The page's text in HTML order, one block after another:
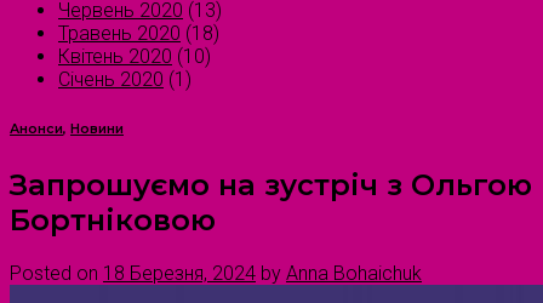
Червень 2020 (13)
Травень 2020 (18)
Квітень 2020 (10)
Січень 2020 (1)
Анонси, Новини
Запрошуємо на зустріч з Ольгою
Бортніковою
Posted on 18 Березня, 2024 by Anna Bohaichuk